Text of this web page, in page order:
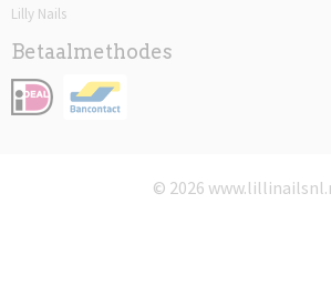
Lilly Nails
Betaalmethodes
© 2026